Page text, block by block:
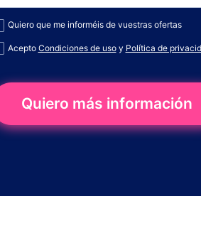
Quiero que me informéis de vuestras ofertas
Acepto Condiciones de usoy Política de
Quiero más información